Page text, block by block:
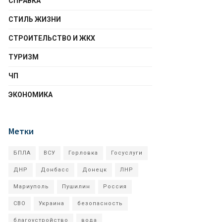
СТИЛЬ ЖИЗНИ
СТРОИТЕЛЬСТВО И ЖКХ
ТУРИЗМ
ЧП
ЭКОНОМИКА
Метки
БПЛА ВСУ Горловка Госуслуги
ДНР Донбасс Донецк ЛНР
Мариуполь Пушилин Россия
СВО Украина безопасность
благоустройство вода